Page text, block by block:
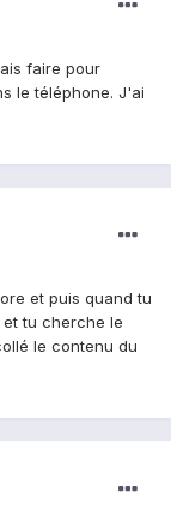
faire pour
le téléphone. J'ai
et puis quand tu
tu cherche le
le contenu du